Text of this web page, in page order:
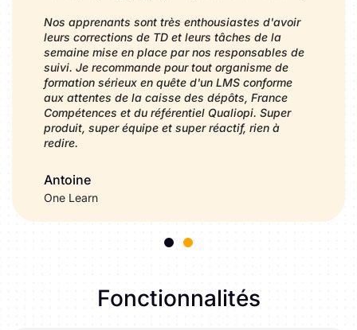
Nos apprenants sont très enthousiastes d'avoir
leurs corrections de TD et leurs tâches de la
semaine mise en place par nos responsables de
suivi. Je recommande pour tout organisme de
formation sérieux en quête d'un LMS conforme
aux attentes de la caisse des dépôts, France
Compétences et du référentiel Qualiopi. Super
produit, super équipe et super réactif, rien à
redire.
Antoine
One Learn
Fonctionnalités